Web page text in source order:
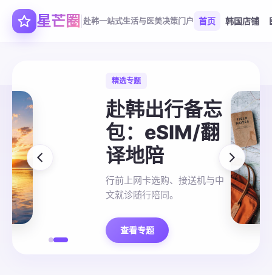
星芒圈 赴韩一站式生活与医美决策门户 首页 韩国店铺
精选专题
赴韩出行备忘
包：eSIM/翻
译地陪
行前上网卡选购、接送机与中
文就诊随行陪同。
查看专题